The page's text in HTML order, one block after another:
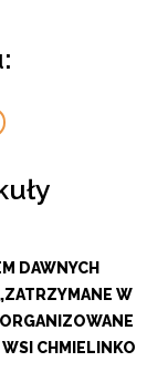
DAWNYCH
W
CHMIELINKO